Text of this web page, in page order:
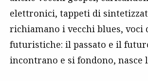
elettronici, tappeti di
richiamano i vecchi blues, voci
futuristiche: il passato e il
incontrano e si fondono, nasce